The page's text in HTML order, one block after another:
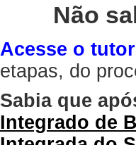
Não
Acesse o
etapas, do
Sabia que
Integrado de